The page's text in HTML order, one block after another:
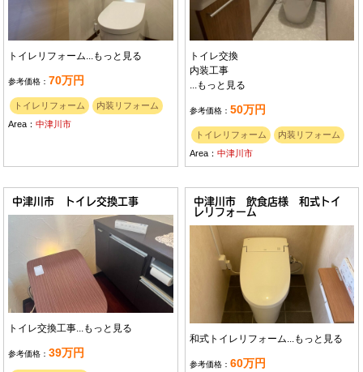
トイレリフォーム...もっと見る
参考価格： 70万円
トイレリフォーム
内装リフォーム
Area：中津川市
トイレ交換
内装工事
...もっと見る
参考価格：50万円
トイレリフォーム
内装リフォーム
Area：中津川市
中津川市 トイレ交換工事
トイレ交換工事...もっと見る
参考価格：39万円
中津川市 飲食店様 和式トイ
レリフォーム
和式トイレリフォーム...もっと見る
参考価格：60万円